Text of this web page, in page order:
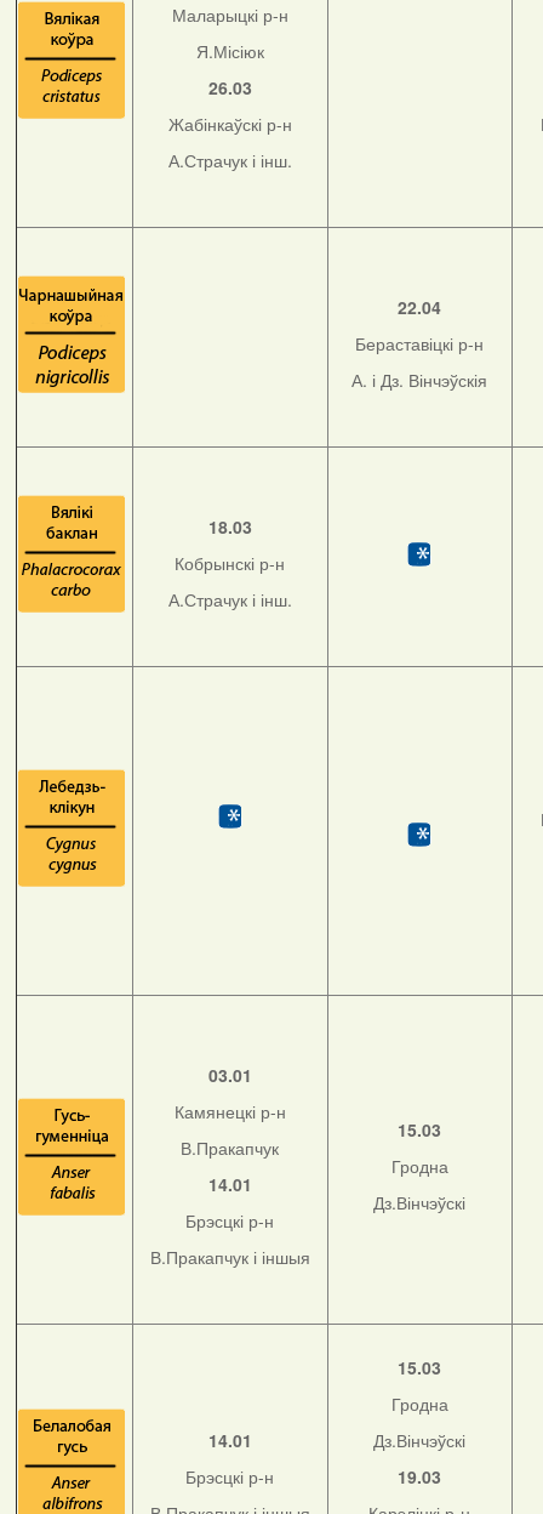
Маларыцкі р-н
Я.Місіюк
26.03
Жабінкаўскі р-н
А.Страчук і інш.
22.04
Бераставіцкі р-н
А. і Дз. Вінчэўскія
18.03
Кобрынскі р-н
А.Страчук і інш.
03.01
Камянецкі р-н
В.Пракапчук
14.01
Брэсцкі р-н
В.Пракапчук і іншыя
15.03
Гродна
Дз.Вінчэўскі
14.01
Брэсцкі р-н
15.03
Гродна
Дз.Вінчэўскі
19.03